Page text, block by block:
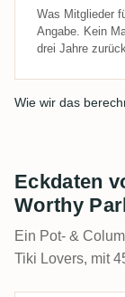
Was Mitglieder
Angabe. Kein
drei Jahre
Wie wir das
Eckdaten
Worthy
Ein Pot- &
Tiki Lovers, mit